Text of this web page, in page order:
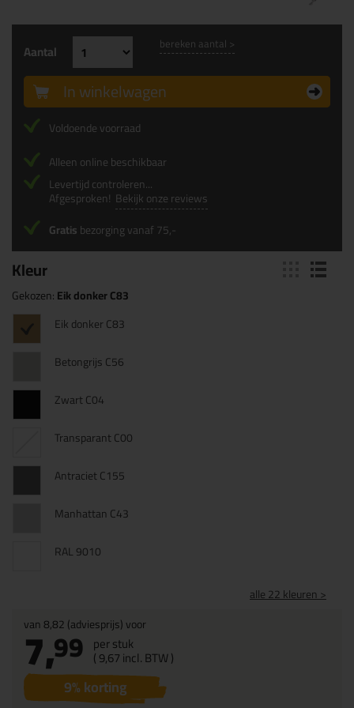
Kleur
Gekozen:Eik donker C83
Eik donker C83
Betongrijs C56
Zwart C04
Transparant C00
Antraciet C155
Manhattan C43
RAL 9010
alle 22 kleuren >
van8,82(adviesprijs) voor
7,99 per stuk
(9,67incl. BTW )
9% korting
Aantal bereken aantal >
In winkelwagen
Voldoende voorraad
Alleen online beschikbaar
Levertijd controleren...
Afgesproken! Bekijk onze reviews
Gratisbezorging vanaf 75,-